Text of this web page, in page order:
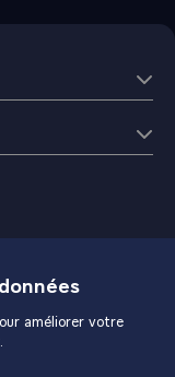
améliorer votre